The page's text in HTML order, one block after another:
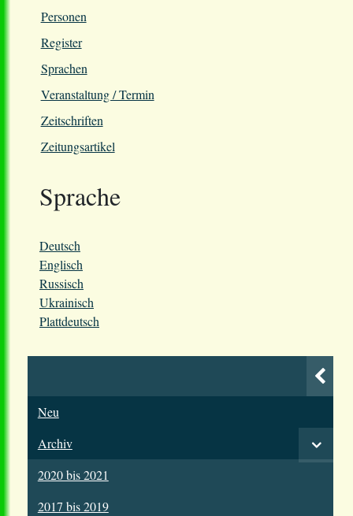
Personen
Register
Sprachen
Veranstaltung / Termin
Zeitschriften
Zeitungsartikel
Sprache
Deutsch
Englisch
Russisch
Ukrainisch
Plattdeutsch
Neu
Archiv
2020 bis 2021
2017 bis 2019